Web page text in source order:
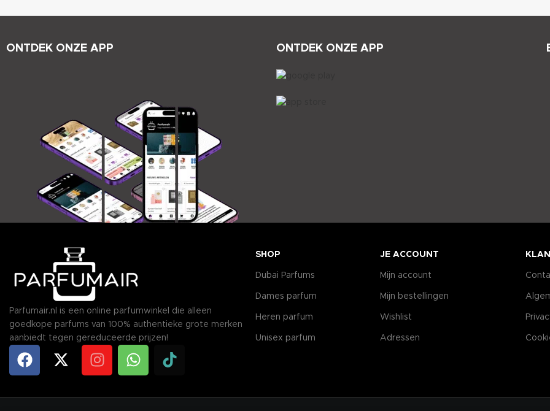
ONTDEK ONZE APP ONTDEK ONZE APP
Parfumair.nl is een online parfumwinkel die alleen
goedkope parfums van 100% authentieke grote merken
aanbiedt tegen gereduceerde prijzen!
SHOP
Dubai Parfums
Dames parfum
Heren parfum
Unisex parfum
JE ACCOUNT
Mijn account
Mijn bestellingen
Wishlist
Adressen